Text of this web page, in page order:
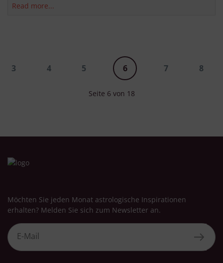
Read more...
3 4 5 6 7 8
Seite 6 von 18
Möchten Sie jeden Monat astrologische Inspirationen
erhalten? Melden Sie sich zum Newsletter an.